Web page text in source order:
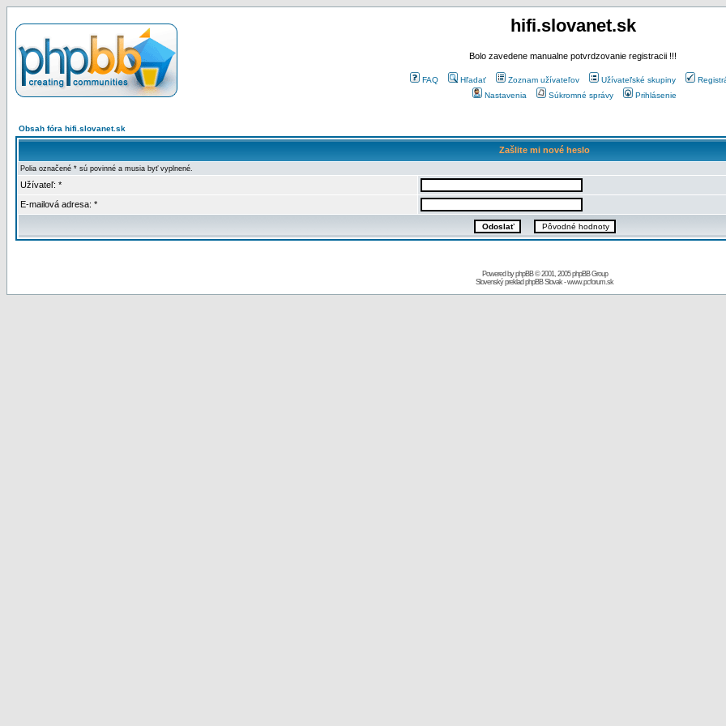
hifi.slovanet.sk
Bolo zavedene manualne potvrdzovanie registracii !!!
FAQ Hľadať Zoznam užívateľov Užívateľské skupiny
Nastavenia
Súkromné správy Prihlásenie
Obsah fóra hifi.slovanet.sk
Zašlite mi nové heslo
Polia označené * sú povinné a musia byť vyplnené.
Užívateľ: *
E-mailová adresa: *
Powered byphpBB© 2001, 2005 phpBB Group
Slovenský preklad phpBB Slovak-www.pcforum.sk